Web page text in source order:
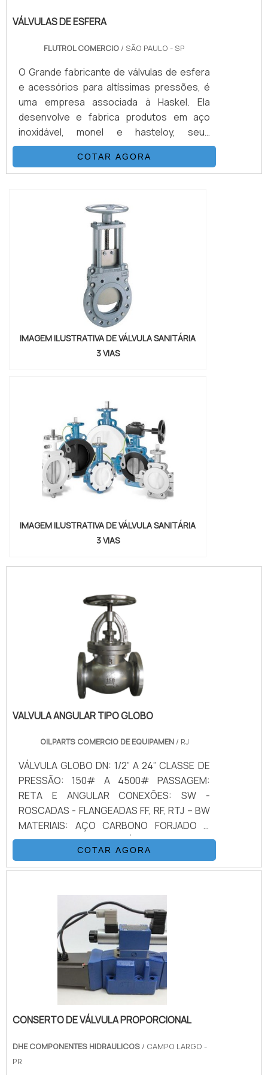
VÁLVULAS DE ESFERA
FLUTROL COMERCIO / SÃO PAULO - SP
O Grande fabricante de válvulas de esfera
e acessórios para altíssimas pressões, é
uma empresa associada à Haskel. Ela
desenvolve e fabrica produtos em aço
inoxidável, monel e hasteloy, seus
principais ítens são Válvulas Esfera, Agulha,
Retenção, Tubos Conexões e Niple.
Também fornece equipamentos para sub-
IMPORTANTE DESTACAR ALGUMAS
VANTAGENS EM CONTAR COM O
PRODUTOSuas principais aplicações são
COTAR AGORA
IMAGEM ILUSTRATIVA DE VÁLVULA SANITÁRIA
3 VIAS
IMAGEM ILUSTRATIVA DE VÁLVULA SANITÁRIA
3 VIAS
VALVULA ANGULAR TIPO GLOBO
OILPARTS COMERCIO DE EQUIPAMEN/ RJ
VÁLVULA GLOBO DN: 1/2” A 24” CLASSE DE
PRESSÃO: 150# A 4500# PASSAGEM:
RETA E ANGULAR CONEXÕES: SW -
ROSCADAS - FLANGEADAS FF, RF, RTJ – BW
MATERIAIS: AÇO CARBONO FORJADO &
FUNDIDO – AÇO INOXIDÁVEL – DUPLEX &
SUPER DUPLEX –
ALUMÍNIO/BRONZE/NÍQUEL – TITANIUM –
ACIONAMENTO: MANUAL
COTAR AGORA
CONSERTO DE VÁLVULA PROPORCIONAL
DHE COMPONENTES HIDRAULICOS / CAMPO LARGO -
PR